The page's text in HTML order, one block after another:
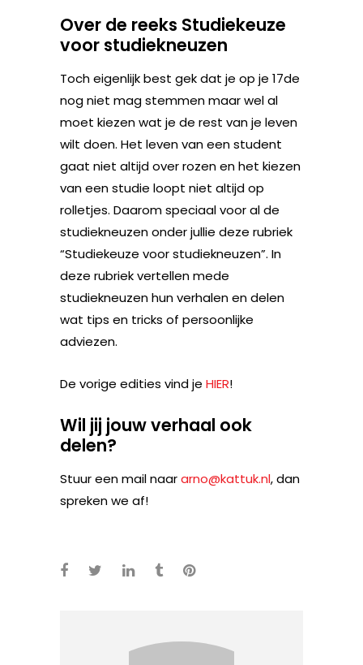
Over de reeks Studiekeuze
voor studiekneuzen
Toch eigenlijk best gek dat je op je 17de
nog niet mag stemmen maar wel al
moet kiezen wat je de rest van je leven
wilt doen. Het leven van een student
gaat niet altijd over rozen en het kiezen
van een studie loopt niet altijd op
rolletjes. Daarom speciaal voor al de
studiekneuzen onder jullie deze rubriek
“Studiekeuze voor studiekneuzen”. In
deze rubriek vertellen mede
studiekneuzen hun verhalen en delen
wat tips en tricks of persoonlijke
adviezen.
De vorige edities vind je HIER!
Wil jij jouw verhaal ook
delen?
Stuur een mail naararno@kattuk.nl, dan
spreken we af!